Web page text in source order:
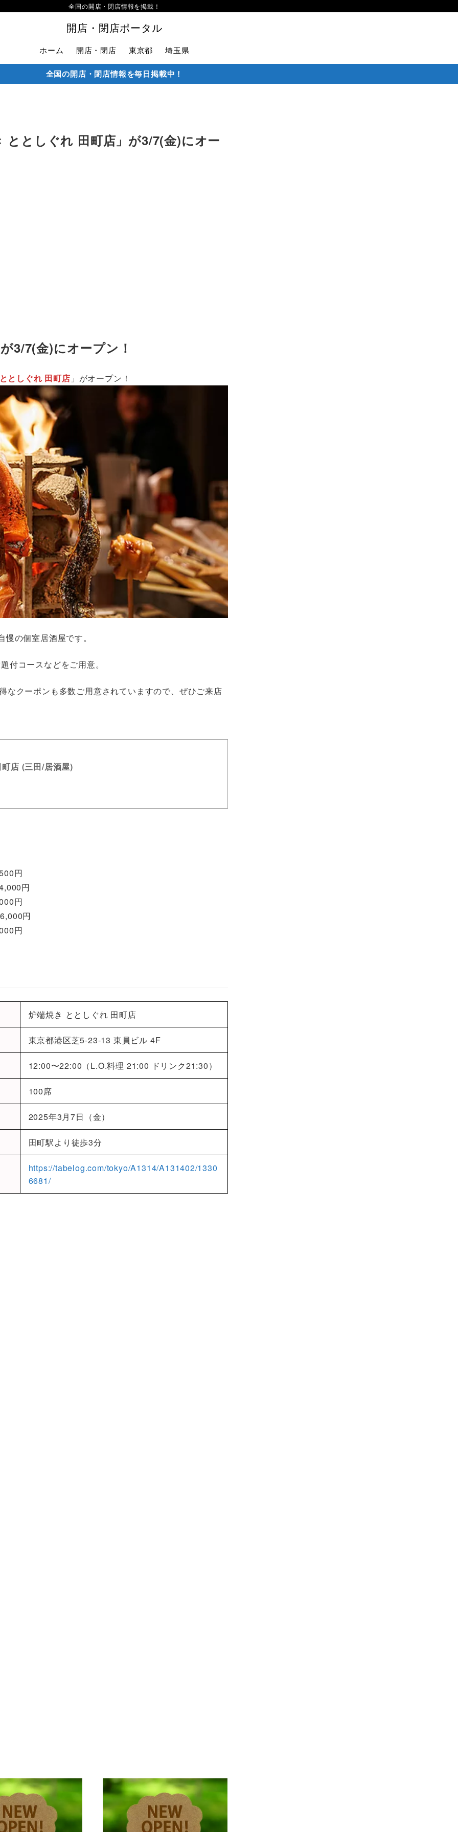
開店・閉店ポータル
全国の開店・閉店情報を掲載！
ホーム 開店・閉店 東京都 埼玉県
全国の開店・閉店情報を毎日掲載中！
ととしぐれ 田町店」が3/7(金)にオー
3/7(金)にオープン！
としぐれ 田町店 」がオープン！
の個室居酒屋です。
付コースなどをご用意。
なクーポンも多数ご用意されていますので、ぜひご来店
店 (三田/居酒屋)
円
円
円
円
円
炉端焼き ととしぐれ 田町店
東京都港区芝5-23-13 東員ビル 4F
12:00〜22:00（L.O.料理 21:00 ドリンク21:30）
100席
2025年3月7日（金）
田町駅より徒歩3分
https://tabelog.com/tokyo/A1314/A131402/1330
6681/